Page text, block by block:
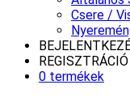
Csere /
REGISZTRÁCIÓ
0 termékek